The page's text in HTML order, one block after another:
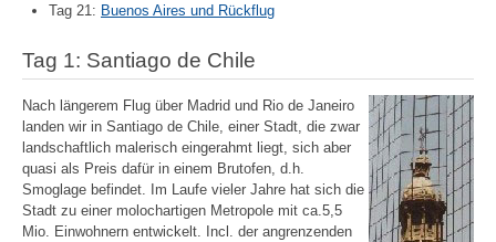
Tag 21: Buenos Aires und Rückflug
Tag 1: Santiago de Chile
Nach längerem Flug über Madrid und Rio de Janeiro
landen wir in Santiago de Chile, einer Stadt, die zwar
landschaftlich malerisch eingerahmt liegt, sich aber
quasi als Preis dafür in einem Brutofen, d.h.
Smoglage befindet. Im Laufe vieler Jahre hat sich die
Stadt zu einer molochartigen Metropole mit ca.5,5
Mio. Einwohnern entwickelt. Incl. der angrenzenden